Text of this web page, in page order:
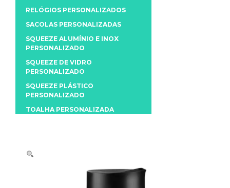
RELÓGIOS PERSONALIZADOS
SACOLAS PERSONALIZADAS
SQUEEZE ALUMÍNIO E INOX
PERSONALIZADO
SQUEEZE DE VIDRO
PERSONALIZADO
SQUEEZE PLÁSTICO
PERSONALIZADO
TOALHA PERSONALIZADA